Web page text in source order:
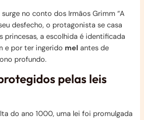
surge no conto dos Irmãos Grimm “A
desfecho, o protagonista se casa
princesas, a escolhida é identificada
e por ter ingerido mel antes de
profundo.
pelas leis
do ano 1000, uma lei foi promulgada